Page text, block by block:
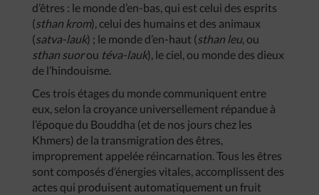
d’êtres : le monde d’en-bas, qui est celui des esprits
(sthan krom), celui des humains et des animaux
(satva-lauk) ; le monde d’en-haut (sthan leu, ou
sthan suorou téva-lauk), le ciel, ou monde des dieux
de l’hindouisme.
Ces trois étages du monde communiquent entre
eux, selon la croyance universellement répandue à
l’époque du Bouddha (et de nos jours chez les
Khmers) de la transmigration des êtres,
improprement appelée réincarnation. Tous les êtres
sont composés d’énergies vitales, accomplissent des
actes qui produisent automatiquement un fruit